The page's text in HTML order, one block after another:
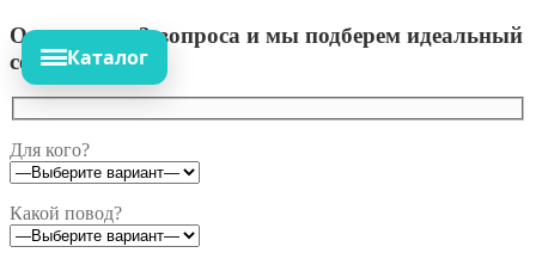
Ответьте на 3 вопроса и мы подберем идеальный
сет!
Для кого?
Какой повод?
Каталог